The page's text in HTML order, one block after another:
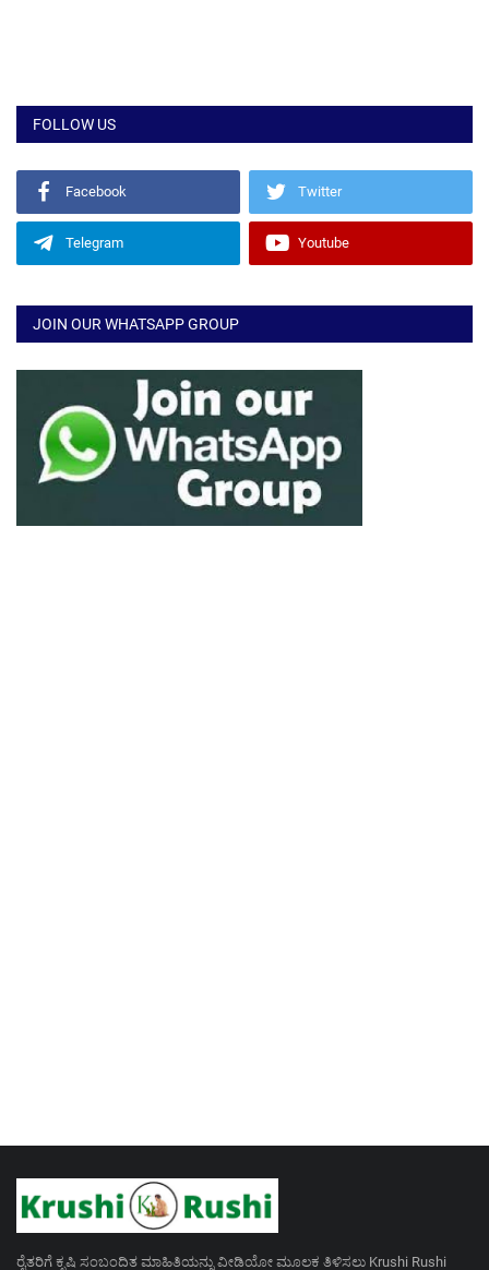
FOLLOW US
Facebook Twitter
Telegram Youtube
JOIN OUR WHATSAPP GROUP
ರೈತರಿಗೆ ಕೃಷಿ ಸಂಬಂದಿತ ಮಾಹಿತಿಯನ್ನು ವೀಡಿಯೋ ಮೂಲಕ ತಿಳಿಸಲು Krushi Rushi